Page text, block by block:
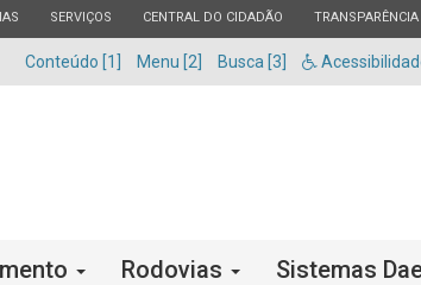
ESTADO
SERVIÇOS ESTADO
CENTRAL DO CIDADÃO ESTADO
TRANSPARÊNCIA
Conteúdo [1] Menu [2] Busca [3]
Rodovias Sistemas